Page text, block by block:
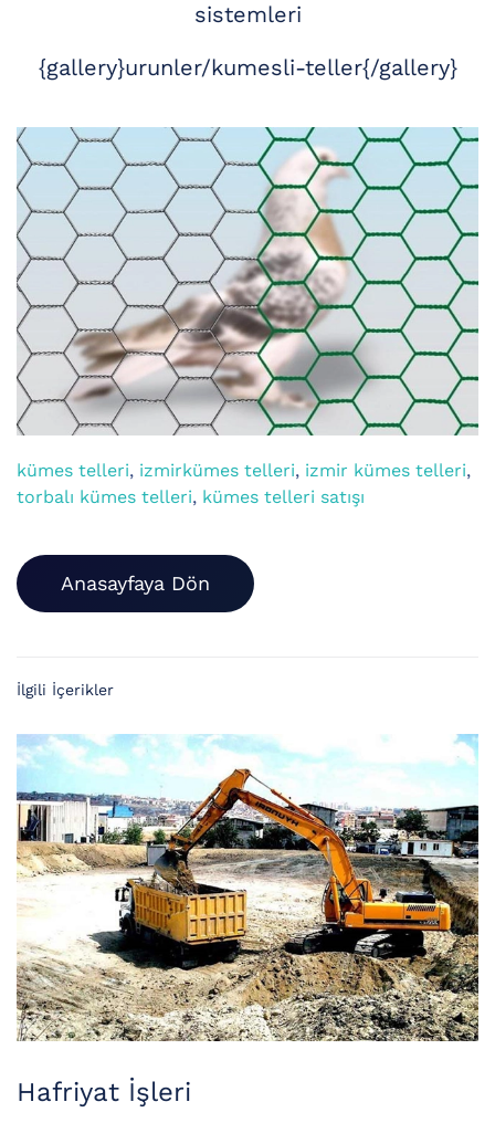
sistemleri
{gallery}urunler/kumesli-teller{/gallery}
kümes telleri, izmirkümes telleri, izmir kümes telleri,
torbalı kümes telleri, kümes telleri satışı
Anasayfaya Dön
İlgili İçerikler
Hafriyat İşleri